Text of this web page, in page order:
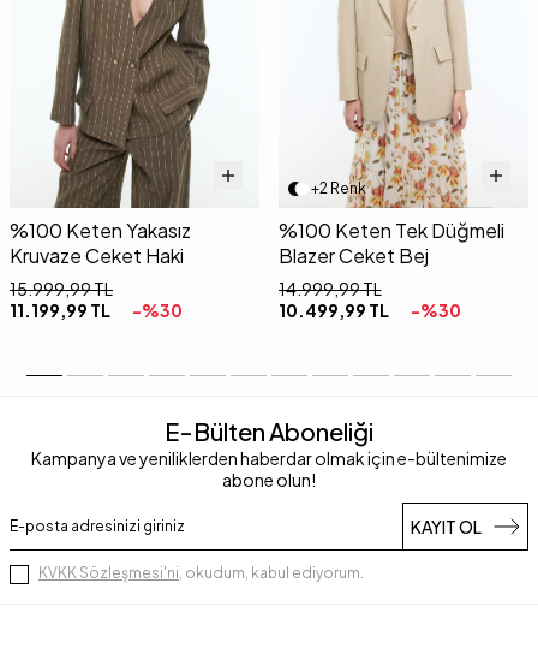
%100 Keten Yakasız
Kruvaze Ceket Haki
15.999,99TL
11.199,99 TL -%30
+2 Renk
%100 Keten Tek Düğmeli
Blazer Ceket Bej
14.999,99TL
10.499,99 TL -%30
E-Bülten Aboneliği
Kampanya ve yeniliklerden haberdar olmak için e-bültenimize
abone olun!
KAYIT OL
KVKK Sözleşmesi'ni , okudum, kabul ediyorum.